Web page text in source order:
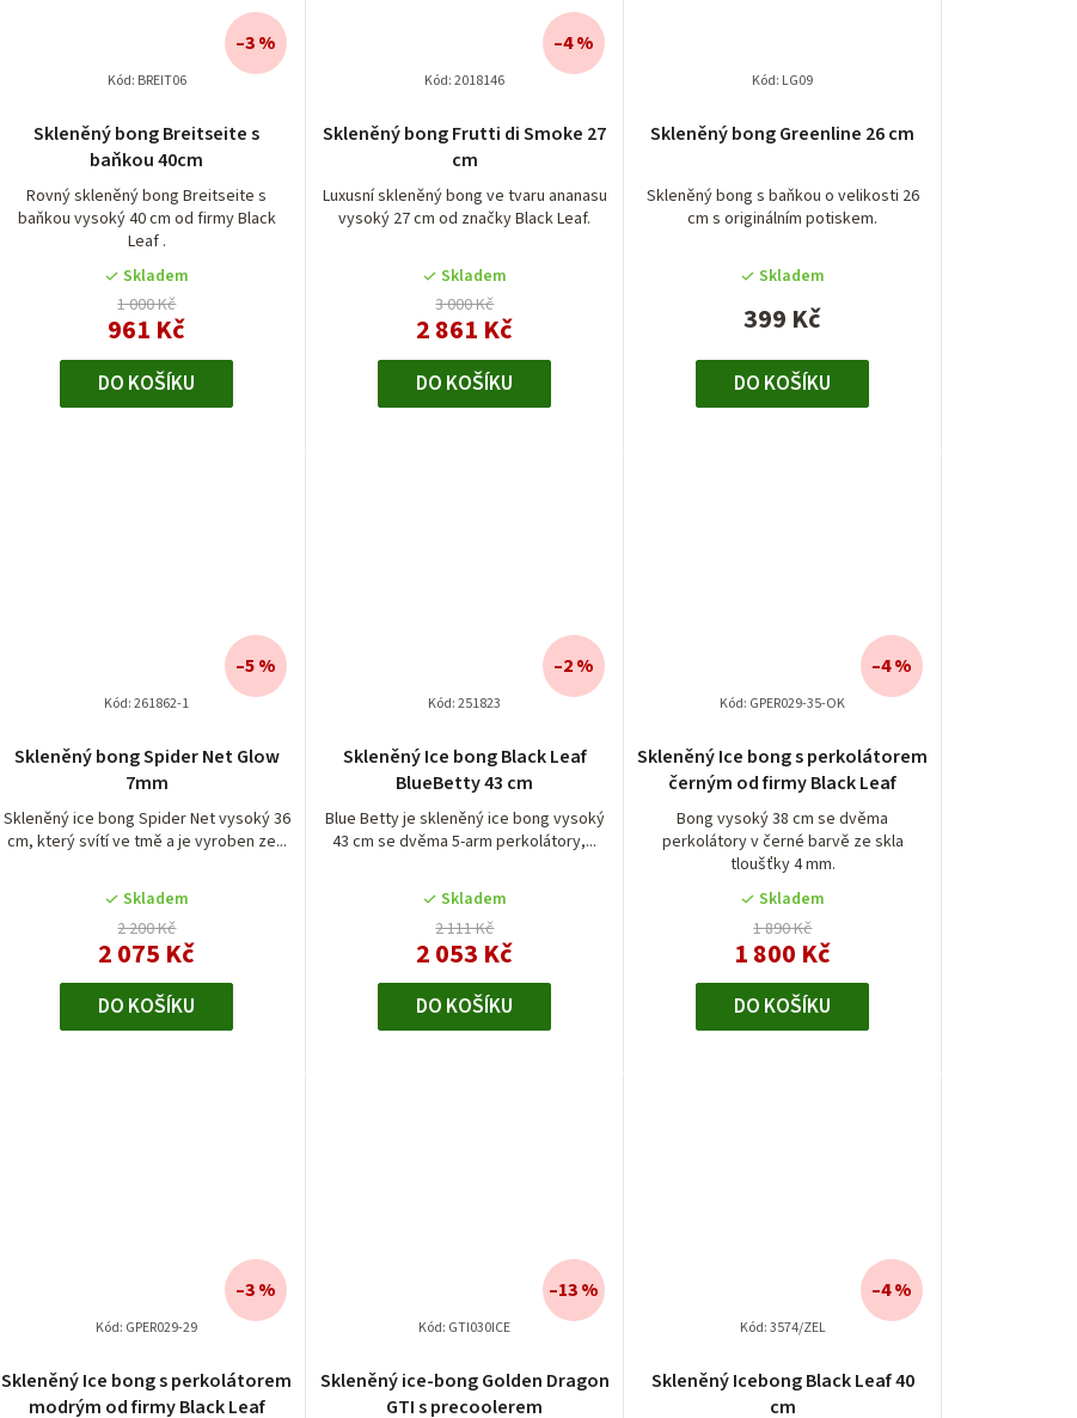
Skleněný bong Breitseite s
baňkou 40cm
Rovný skleněný bong Breitseite s
baňkou vysoký 40 cm od firmy Black
Leaf .
Skladem
1 000 Kč
961 Kč
–3 %
DO KOŠÍKU
Kód: BREIT06
Skleněný bong Frutti di Smoke 27
cm
Luxusní skleněný bong ve tvaru ananasu
vysoký 27 cm od značky Black Leaf.
Skladem
3 000 Kč
2 861 Kč
–4 %
DO KOŠÍKU
Kód:2018146
Skleněný bong Greenline 26 cm
Skleněný bong s baňkou o velikosti 26
cm s originálním potiskem.
Skladem
399 Kč
DO KOŠÍKU
Kód: LG09
Skleněný bong Spider Net Glow
7mm
Skleněný ice bong Spider Net vysoký 36
cm, který svítí ve tmě a je vyroben ze...
Skladem
2 200 Kč
2 075 Kč
–5 %
DO KOŠÍKU
Kód:261862-1
Skleněný Ice bong Black Leaf
BlueBetty 43 cm
Blue Betty je skleněný ice bong vysoký
43 cm se dvěma 5-arm perkolátory,...
Skladem
2 111 Kč
2 053 Kč
–2 %
DO KOŠÍKU
Kód:251823
Skleněný Ice bong s perkolátorem
černým od firmy Black Leaf
Bong vysoký 38 cm se dvěma
perkolátory v černé barvě ze skla
tloušťky 4 mm.
Skladem
1 890 Kč
1 800 Kč
–4 %
DO KOŠÍKU
Kód: GPER029-35-OK
Skleněný Ice bong s perkolátorem
modrým od firmy Black Leaf
–3 %
Kód: GPER029-29
Skleněný ice-bong Golden Dragon
GTI s precoolerem
–13 %
Kód: GTI030ICE
Skleněný Icebong Black Leaf 40
cm
–4 %
Kód:3574/ZEL